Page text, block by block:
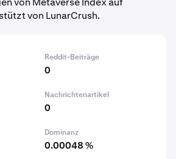
von LunarCrush.
Reddit-Beiträge
0
Nachrichtenartikel
0
Dominanz
0.00048 %